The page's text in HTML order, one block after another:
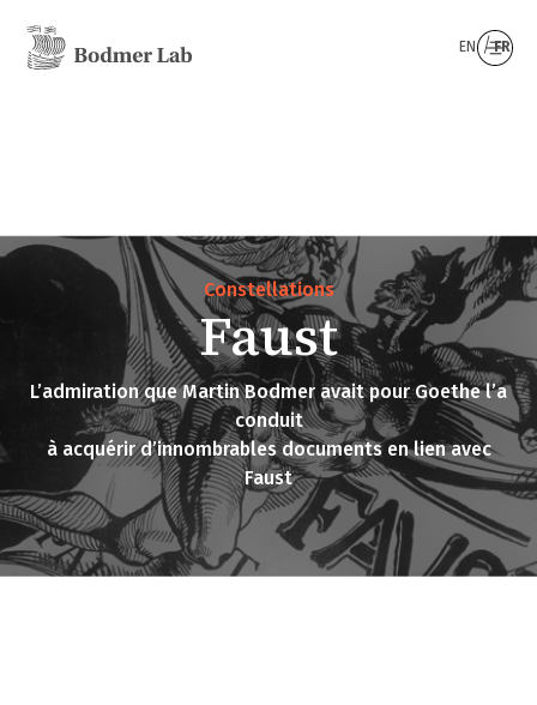
EN FR
Constellations
Faust
L’admiration que Martin Bodmer avait pour Goethe l’a
conduit
à acquérir d’innombrables documents en lien avec
Faust